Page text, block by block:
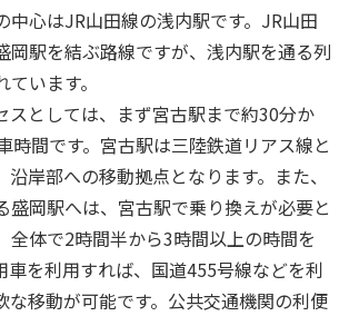
中心はJR山田線の浅内駅です。JR山田
岡駅を結ぶ路線ですが、浅内駅を通る列
います。
スとしては、まず宮古駅まで約30分か
時間です。宮古駅は三陸鉄道リアス線と
岸部への移動拠点となります。また、
盛岡駅へは、宮古駅で乗り換えが必要と
全体で2時間半から3時間以上の時間を
車を利用すれば、国道455号線などを利
な移動が可能です。公共交通機関の利便